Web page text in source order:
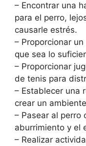
– Encontrar una
para el perro,
causarle estrés.
– Proporcionar
que sea lo
– Proporcionar
de tenis para
– Establecer una
crear un
– Pasear al perro
aburrimiento y el
– Realizar